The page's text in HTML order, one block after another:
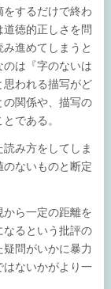
するだけで終わ
徳的正しさを問
進めてしまうと
は『字のないは
われる描写がど
関係や、描写の
である。
み方をしてしま
ないものと断定
ら一定の距離を
るという批評の
問がいかに暴力
ないかがより一